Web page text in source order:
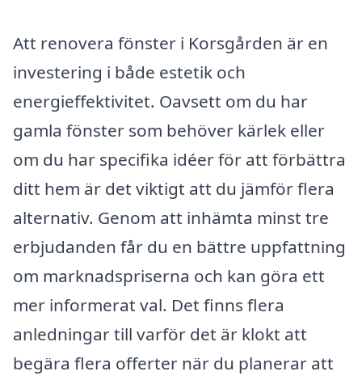
Att renovera fönster i Korsgården är en
investering i både estetik och
energieffektivitet. Oavsett om du har
gamla fönster som behöver kärlek eller
om du har specifika idéer för att förbättra
ditt hem är det viktigt att du jämför flera
alternativ. Genom att inhämta minst tre
erbjudanden får du en bättre uppfattning
om marknadspriserna och kan göra ett
mer informerat val. Det finns flera
anledningar till varför det är klokt att
begära flera offerter när du planerar att